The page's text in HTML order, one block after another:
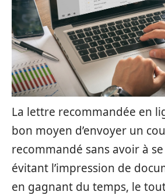
La lettre recommandée en
bon moyen d’envoyer un
recommandé sans avoir à
évitant l’impression de
en gagnant du temps, le